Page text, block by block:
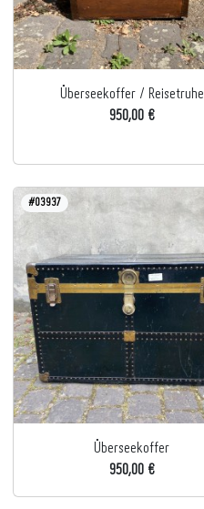
Überseekoffer / Reisetruhe
950,00 €
#03937
Überseekoffer
950,00 €